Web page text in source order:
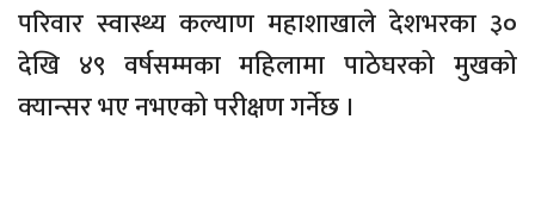
परिवार स्वास्थ्य कल्याण महाशाखाले देशभरका ३०
देखि ४९ वर्षसम्मका महिलामा पाठेघरको मुखको
क्यान्सर भए नभएको परीक्षण गर्नेछ ।